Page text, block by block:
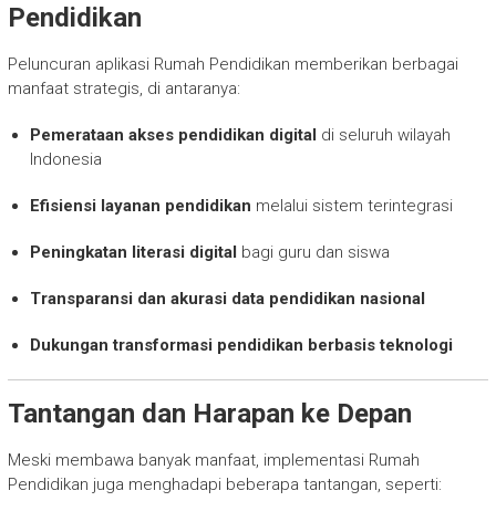
Pendidikan
Peluncuran aplikasi Rumah Pendidikan memberikan berbagai
manfaat strategis, di antaranya:
Pemerataan akses pendidikan digital di seluruh wilayah
Indonesia
Efisiensi layanan pendidikan melalui sistem terintegrasi
Peningkatan literasi digital bagi guru dan siswa
Transparansi dan akurasi data pendidikan nasional
Dukungan transformasi pendidikan berbasis teknologi
Tantangan dan Harapan ke Depan
Meski membawa banyak manfaat, implementasi Rumah
Pendidikan juga menghadapi beberapa tantangan, seperti: